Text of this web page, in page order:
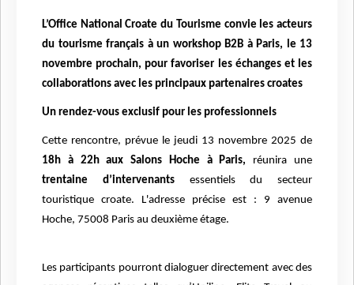
L’Office National Croate du Tourisme convie les acteurs
du tourisme français à un workshop B2B à Paris, le 13
novembre prochain, pour favoriser les échanges et les
collaborations avec les principaux partenaires croates
Un rendez-vous exclusif pour les professionnels
Cette rencontre, prévue le jeudi 13 novembre 2025 de
18h à 22h aux Salons Hoche à Paris, réunira une
trentaine d’intervenantsessentiels du secteur
touristique croate. L'adresse précise est : 9 avenue
Hoche, 75008 Paris au deuxième étage.
Les participants pourront dialoguer directement avec des